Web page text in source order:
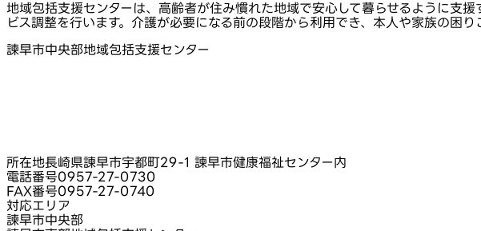
地域包括支援センターは、高齢者が住み慣れた地域で安心して暮らせるように支
ビス調整を行います。介護が必要になる前の段階から利用でき、本人や家族の困
諫早市中央部地域包括支援センター
所在地長崎県諫早市宇都町29-1 諫早市健康福祉センター内
電話番号0957-27-0730
FAX番号0957-27-0740
対応エリア
諫早市中央部